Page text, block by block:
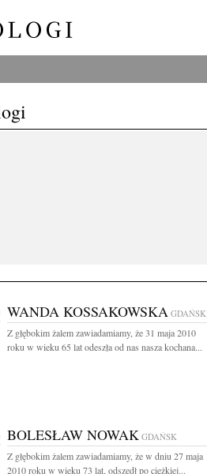
WANDA KOSSAKOWSKA GDAŃSK
Z głębokim żalem zawiadamiamy, że 31 maja 2010
roku w wieku 65 lat odeszła od nas nasza kochana...
BOLESŁAW NOWAK GDAŃSK
Z głębokim żalem zawiadamiamy, że w dniu 27 maja
2010 roku w wieku 73 lat, odszedł po ciężkiej...